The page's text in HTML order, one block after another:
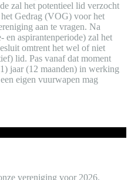
zal het potentieel lid verzocht
Gedrag (VOG) voor het
aan te vragen. Na
en aspirantenperiode) zal het
omtrent het wel of niet
lid. Pas vanaf dat moment
jaar (12 maanden) in werking
eigen vuurwapen mag
vereniging voor 2026.